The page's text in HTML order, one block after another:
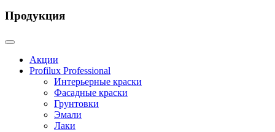
Продукция
Акции
Profilux Professional
Интерьерные краски
Фасадные краски
Грунтовки
Эмали
Лаки